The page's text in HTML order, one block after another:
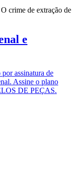
crime de extração de
e
assinatura de
Assine o plano
DE PEÇAS.